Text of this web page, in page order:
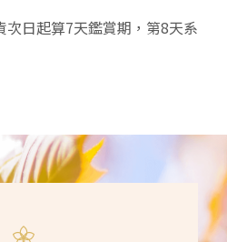
次日起算7天鑑賞期，第8天系